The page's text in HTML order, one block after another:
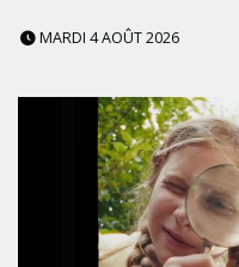
MARDI 4 AOÛT 2026